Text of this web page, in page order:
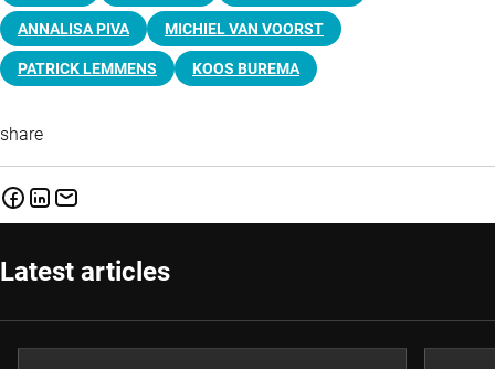
ANNALISA PIVA MICHIEL VAN VOORST
PATRICK LEMMENS KOOS BUREMA
share
Latest articles